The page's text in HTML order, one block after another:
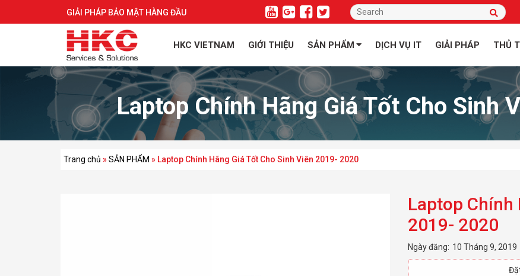
GIẢI PHÁP BẢO MẬT HÀNG ĐẦU
HKC VIETNAM GIỚI THIỆU SẢN PHẨM DỊCH VỤ IT GIẢI PHÁP THỦ
Laptop Chính Hãng Giá Tốt Cho Sinh
Trang chủ »SẢN PHẨM » Laptop Chính Hãng Giá Tốt Cho Sinh Viên 2019- 2020
Laptop Chính
2019- 2020
Ngày đăng: 10 Tháng 9, 2019